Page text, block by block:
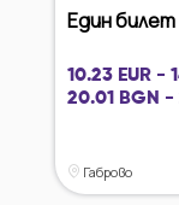
Един
10.23 EUR -
20.01 BGN -
Габрово